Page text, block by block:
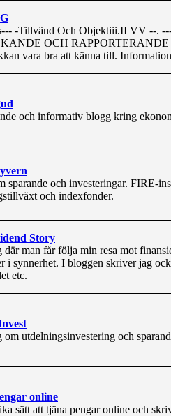
-Tillvänd Och Objektiii.II VV --.
OCH RAPPORTERANDE
vara bra att känna till.
och informativ blogg kring
sparande och investeringar. FIRE-
och indexfonder.
Story
där man får följa min resa mot
i synnerhet. I bloggen skriver jag
etc.
om utdelningsinvestering och
online
sätt att tjäna pengar online och